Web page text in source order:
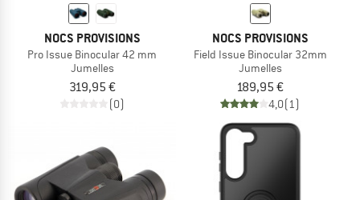
NOCS PROVISIONS
Pro Issue Binocular 42 mm
Jumelles
319,95 €
(0)
NOCS PROVISIONS
Field Issue Binocular 32mm
Jumelles
189,95 €
4,0(1)